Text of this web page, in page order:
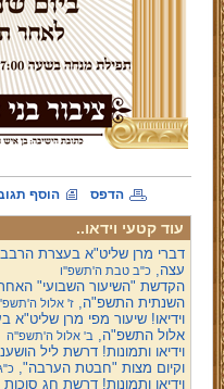
הדפס הוסף
עוד קטעי וידאו..
דברי מרן שליט"א בעצרת
עצה,כ"ב טבת ה'תשפ''ו
הקדשת "השיעור השבועי"
השנתית התשפ"ה,ז' אלול
וידיאו! שיעור מפי מרן
אלול התשפ"ה,ב' אלול ה'תשפ''ה
וידיאו ותמונות! דרשת ליל
וקיום מצות "חבטת הערבה",
וידיאו ותמונות! דרשת חג